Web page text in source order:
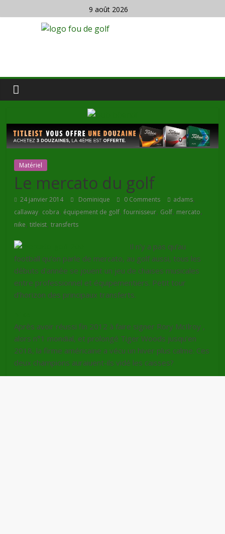
9 août 2026
Matériel
Le mercato du golf
24 janvier 2014 Dominique 0 Comments adams,
callaway, cobra, équipement de golf,fournisseur, Golf, mercato,
nike,titleist,transferts
Il n’y a pas qu’au
football qu’on parle de mercato, au golf aussi, tous les
débuts d’année se jouent un jeu de chaises musicales
entre professionnel et équipementiers. Petit tour
d’horizon des principaux transferts.
Après avoir réussi fin 2012 à faire signer Rory McIlroy ,
alors n°1 mondial, et prolongé Tiger Woods jusqu’en
2018, la firme américaine a vécu un hiver plus calme. Ces
deux champions auraiuent-ils vidé les caisses?